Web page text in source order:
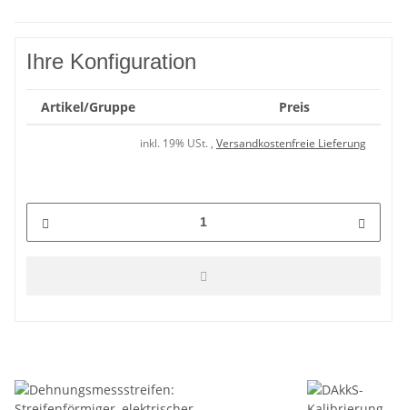
Ihre Konfiguration
Artikel/Gruppe Preis
inkl. 19% USt. , Versandkostenfreie Lieferung